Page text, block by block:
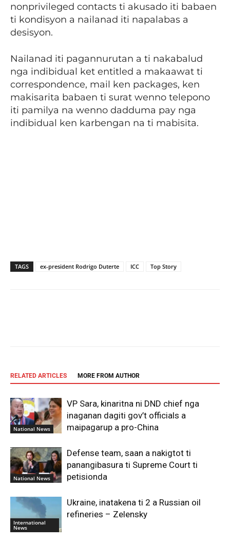
nonprivileged contacts ti akusado iti babaen
ti kondisyon a nailanad iti napalabas a
desisyon.
Nailanad iti pagannurutan a ti nakabalud
nga indibidual ket entitled a makaawat ti
correspondence, mail ken packages, ken
makisarita babaen ti surat wenno telepono
iti pamilya na wenno dadduma pay nga
indibidual ken karbengan na ti mabisita.
TAGS ex-president Rodrigo Duterte ICC Top Story
RELATED ARTICLES MORE FROM AUTHOR
National News
VP Sara, kinaritna ni DND chief nga
inaganan dagiti gov’t officials a
maipagarup a pro-China
National News
Defense team, saan a nakigtot ti
panangibasura ti Supreme Court ti
petisionda
International
News
Ukraine, inatakena ti 2 a Russian oil
refineries – Zelensky